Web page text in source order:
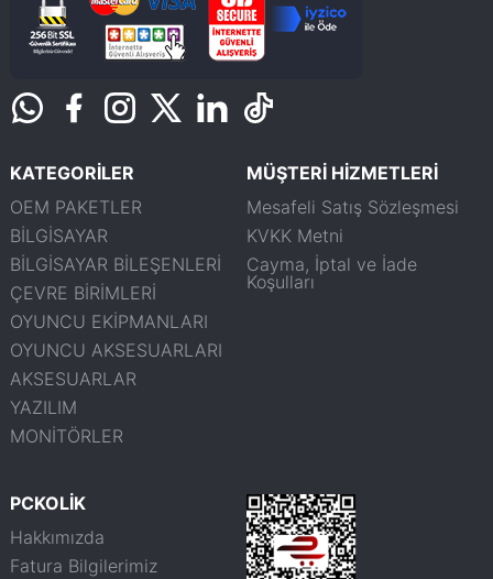
KATEGORİLER
OEM PAKETLER
BİLGİSAYAR
BİLGİSAYAR BİLEŞENLERİ
ÇEVRE BİRİMLERİ
OYUNCU EKİPMANLARI
OYUNCU AKSESUARLARI
AKSESUARLAR
YAZILIM
MONİTÖRLER
MÜŞTERİ HİZMETLERİ
Mesafeli Satış Sözleşmesi
KVKK Metni
Cayma, İptal ve İade
Koşulları
PCKOLİK
Hakkımızda
Fatura Bilgilerimiz